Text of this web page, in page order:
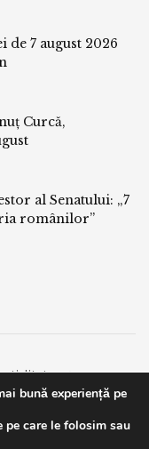
de 7 august 2026
Curcă,
al Senatului: „7
românilor”
.
bună experiență pe
care le folosim sau
to use this